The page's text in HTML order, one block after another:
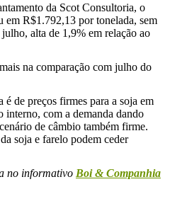
da Scot Consultoria, o
em R$1.792,13 por tonelada, sem
alta de 1,9% em relação ao
na comparação com julho do
de preços firmes para a soja em
interno, com a demanda dando
de câmbio também firme.
soja e farelo podem ceder
no informativo Boi & Companhia